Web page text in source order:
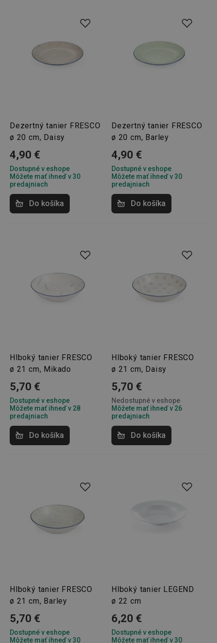
Dezertný tanier FRESCO
ø 20 cm, Daisy
4,90 €
Dostupné v eshope
Môžete mať ihneď v 30
predajniach
Do košíka
Dezertný tanier FRESCO
ø 20 cm, Barley
4,90 €
Dostupné v eshope
Môžete mať ihneď v 30
predajniach
Do košíka
Hlboký tanier FRESCO
ø 21 cm, Mikado
5,70 €
Dostupné v eshope
Môžete mať ihneď v 28
predajniach
Do košíka
Hlboký tanier FRESCO
ø 21 cm, Daisy
5,70 €
Nedostupné v eshope
Môžete mať ihneď v 26
predajniach
Do košíka
Hlboký tanier FRESCO
ø 21 cm, Barley
5,70 €
Dostupné v eshope
Môžete mať ihneď v 30
Hlboký tanier LEGEND
ø 22 cm
6,20 €
Dostupné v eshope
Môžete mať ihneď v 30